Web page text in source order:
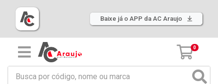
Baixe já o APP da AC Araujo
0